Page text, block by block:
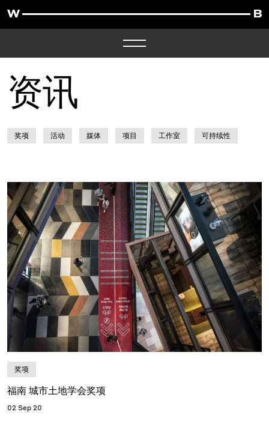
资讯
奖项 活动 媒体 项目 工作室 可持续性
奖项
福南 城市土地学会奖项
02 Sep 20